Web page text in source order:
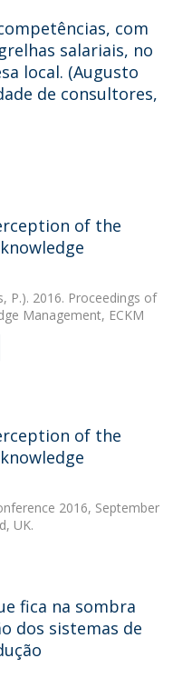
com
salariais, no
local. (Augusto
de consultores,
of the
P.). 2016. Proceedings of
Management, ECKM
of the
2016, September
UK.
fica na sombra
dos sistemas de